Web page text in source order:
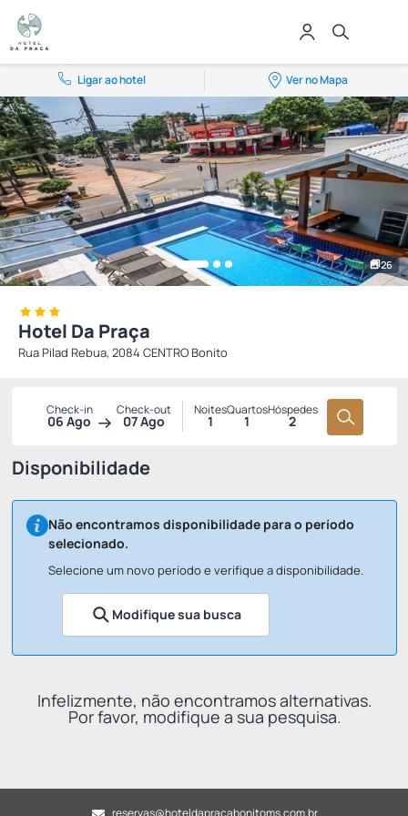
Ligar ao hotel Ver no Mapa
26
Hotel Da Praça
Rua Pilad Rebua, 2084 CENTRO Bonito
Check-in
06 Ago
Check-out
07 Ago
Noites
1
Quartos
1
Hóspedes
2
Disponibilidade
Não encontramos disponibilidade para o período
selecionado.
Selecione um novo período e verifique a disponibilidade.
Modifique sua busca
Infelizmente, não encontramos alternativas.
Por favor, modifique a sua pesquisa.
reservas@hoteldapracabonitoms.com.br